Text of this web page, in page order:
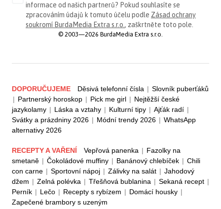
informace od našich partnerů? Pokud souhlasíte se
zpracováním údajů k tomuto účelu podle Zásad ochrany
soukromí BurdaMedia Extra s.r.o. , zaškrtněte toto pole.
© 2003—2026 BurdaMedia Extra s.r.o.
DOPORUČUJEME Děsivá telefonní čísla | Slovník puberťáků
| Partnerský horoskop | Pick me girl | Nejtěžší české
jazykolamy | Láska a vztahy | Kulturní tipy | Ajťák radí |
Svátky a prázdniny 2026 | Módní trendy 2026 | WhatsApp
alternativy 2026
RECEPTY A VAŘENÍ Vepřová panenka | Fazolky na
smetaně | Čokoládové muffiny | Banánový chlebíček | Chili
con carne | Sportovní nápoj | Zálivky na salát | Jahodový
džem | Zelná polévka | Třešňová bublanina | Sekaná recept |
Perník | Lečo | Recepty s rybízem | Domácí housky |
Zapečené brambory s uzeným